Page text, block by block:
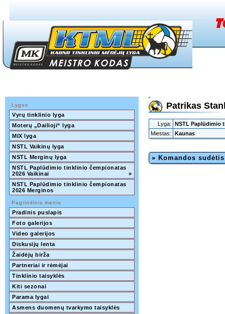
Lygos
Vyrų tinklinio lyga
Moterų „Dailioji“ lyga
MIX lyga
NSTL Vaikinų lyga
NSTL Merginų lyga
NSTL Paplūdimio tinklinio čempionatas
2026 Vaikinai
»
NSTL Paplūdimio tinklinio čempionatas
2026 Merginos
Pagrindinis meniu
Pradinis puslapis
Foto galerijos
Video galerijos
Diskusijų lenta
Žaidėjų birža
Partneriai ir rėmėjai
Tinklinio taisyklės
Kiti sezonai
Parama lygai
Asmens duomenų tvarkymo taisyklės
Patrikas
Lyga:
NSTL Paplūdimio
Miestas:
Kaunas
» Komandos sudėtis